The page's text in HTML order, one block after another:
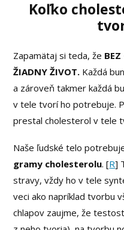
Koľko
Zapamätaj si teda, že BEZ
ŽIADNY ŽIVOT. Každá
a zároveň takmer každá
v tele tvorí ho potrebuje.
prestal cholesterol v tele
Naše ľudské telo
gramy cholesterolu. [R]
stravy, vždy ho v tele
veci ako napríklad tvorbu
chlapov zaujme, že